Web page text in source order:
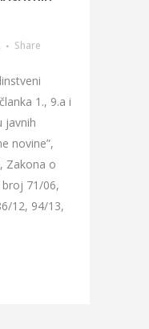
Share
1., 9.a i
javnih
novine”,
Zakona o
broj 71/06,
12, 94/13,